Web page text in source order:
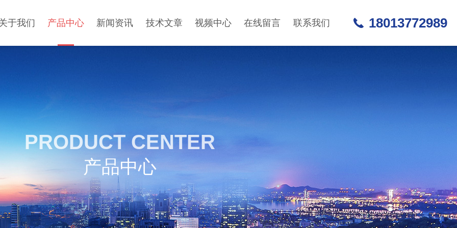
于我们 产品中心 新闻资讯 技术文章 视频中心 在线留言 联系我们 18013772989
PRODUCT CENTER
产品中心